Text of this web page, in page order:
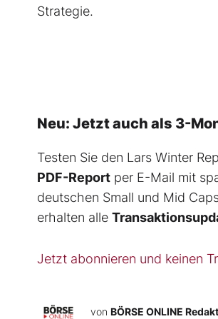
Strategie.
Neu: Jetzt auch als 3-
Testen Sie den Lars Winter
PDF-Report per E-Mail mit
deutschen Small und Mid
erhalten alle
Jetzt abonnieren und keinen
von BÖRSE ONLINE